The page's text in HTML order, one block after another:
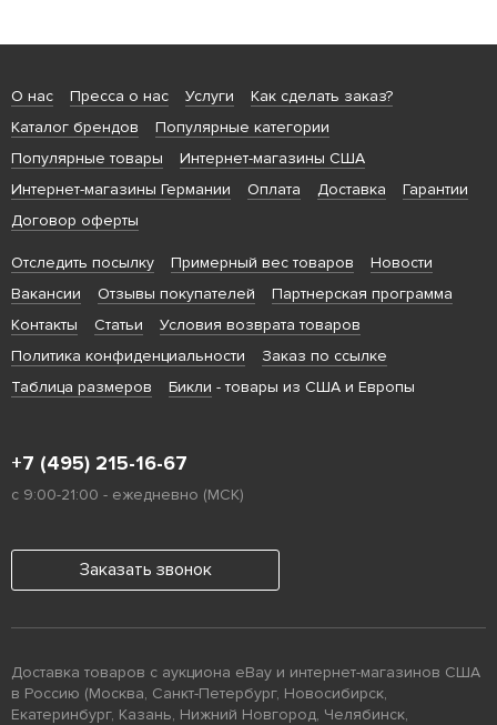
О нас Пресса о нас Услуги
Как сделать заказ?
Каталог брендов
Популярные категории
Популярные товары
Интернет-магазины США
Интернет-магазины Германии
Оплата Доставка
Гарантии
Договор оферты
Отследить посылку Примерный вес товаров
Новости
Вакансии
Отзывы покупателей
Партнерская программа
Контакты
Статьи
Условия возврата товаров
Политика конфиденциальности
Заказ по ссылке
Таблица размеров
Бикли - товары из США и Европы
+7 (495) 215-16-67
с 9:00-21:00 - ежедневно (МСК)
Заказать звонок
Доставка товаров с аукциона eBay и интернет-магазинов США
в Россию (Москва, Санкт-Петербург, Новосибирск,
Екатеринбург, Казань, Нижний Новгород, Челябинск,